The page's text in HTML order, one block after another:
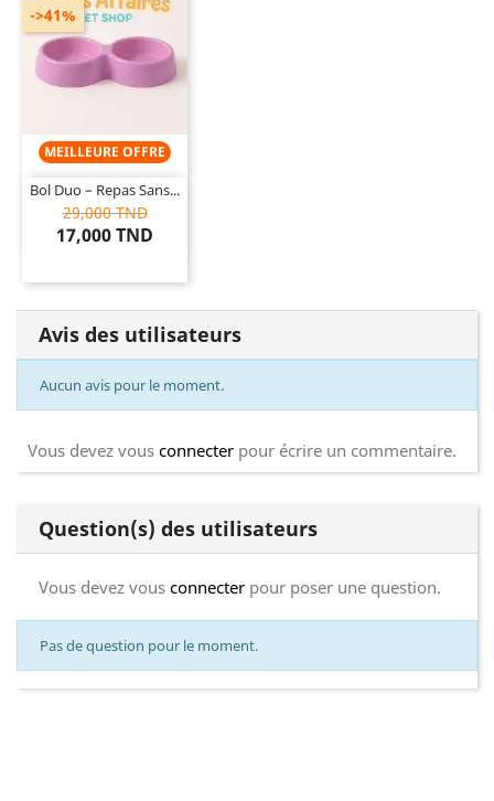
MEILLEURE OFFRE
Bol Duo – Repas Sans...
29,000 TND
17,000 TND
->41%
Avis des utilisateurs
Aucun avis pour le moment.
Vous devez vous connecter pour écrire un commentaire.
Question(s) des utilisateurs
Vous devez vous connecter pour poser une question.
Pas de question pour le moment.